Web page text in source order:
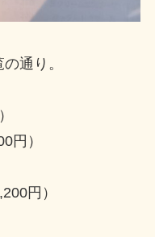
通り。
円）
円）